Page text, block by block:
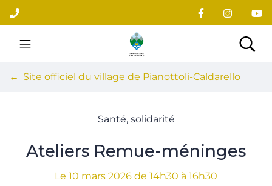
Aller
au
contenu
Site officiel du village
Site officiel du village de Pianottoli-Caldarello
Santé, solidarité
Ateliers Remue-méninges
Le 10 mars 2026 de 14h30 à 16h30